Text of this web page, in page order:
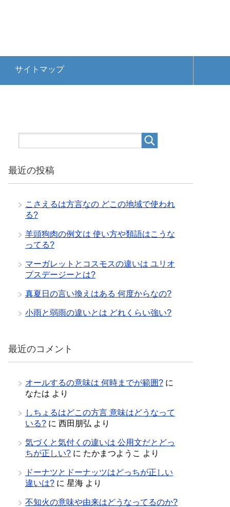
サイトマップ
最近の投稿
こさえるは方言なの どこの地域で使われ
る?
羊頭狗肉の例文は 使い方や類語はこうな
ってる?
マーガレットとコスモスの違いは ユリオ
プスデージーとは?
真夏日の言い換えはある 何度からなの?
小雨と弱雨の違いとは どれくらい強い?
最近のコメント
オールするの意味は 何時までが範囲? に
なたは より
しちょるはどこの方言 意味はどうなって
いる? に 西田朋弘 より
気づくと気付くの違いは 公用文だとどっ
ちが正しい? に たかまつようこ より
ドーナツとドーナッツはどっちが正しい
違いは? に 星海 より
不知火の意味や由来はどうなってるのか?